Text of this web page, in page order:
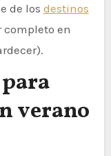
de los destinos
completo en
verano